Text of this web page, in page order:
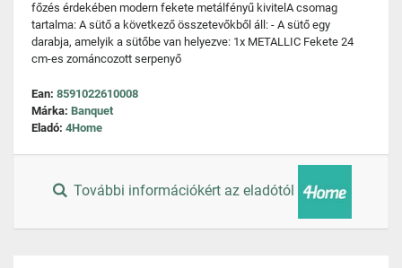
főzés érdekében modern fekete metálfényű kivitelA csomag
tartalma: A sütő a következő összetevőkből áll: - A sütő egy
darabja, amelyik a sütőbe van helyezve: 1x METALLIC Fekete 24
cm-es zománcozott serpenyő
Ean: 8591022610008
Márka: Banquet
Eladó: 4Home
További információkért az eladótól